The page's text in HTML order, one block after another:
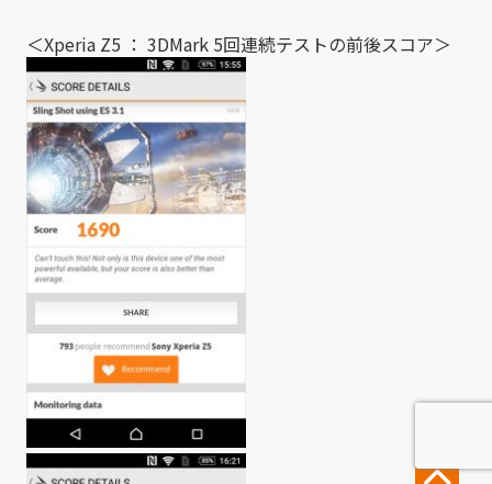
＜Xperia Z5 ： 3DMark 5回連続テストの前後スコア＞